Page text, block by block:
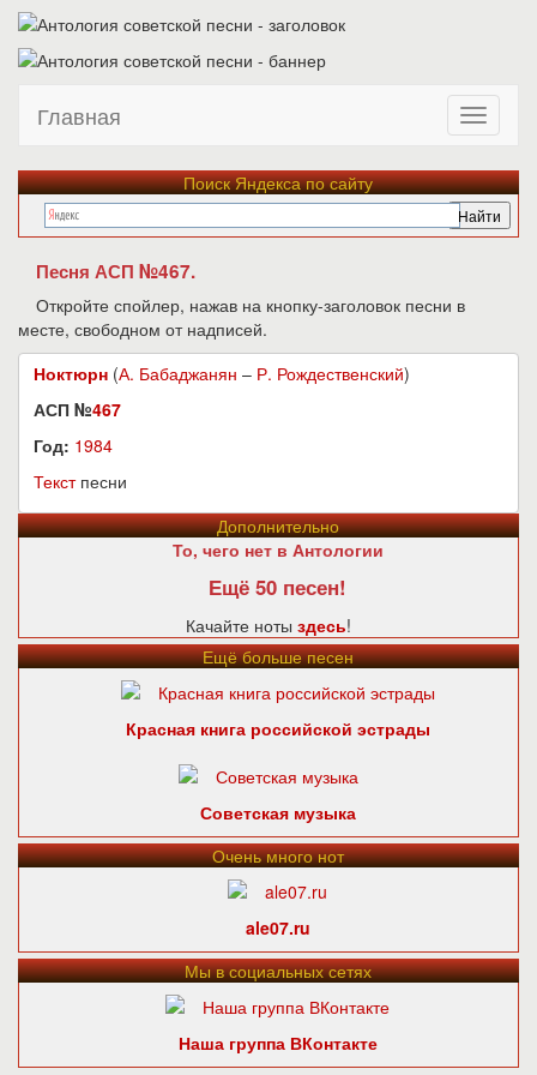
Главная
Поиск Яндекса по сайту
Песня АСП №467.
Откройте спойлер, нажав на кнопку-заголовок песни в
месте, свободном от надписей.
Ноктюрн (А. Бабаджанян – Р. Рождественский)
АСП №467
Год: 1984
Текстпесни
Дополнительно
То, чего нет в Антологии
Ещё 50 песен!
Качайте ноты здесь!
Ещё больше песен
Красная книга российской эстрады
Советская музыка
Очень много нот
ale07.ru
Мы в социальных сетях
Наша группа ВКонтакте